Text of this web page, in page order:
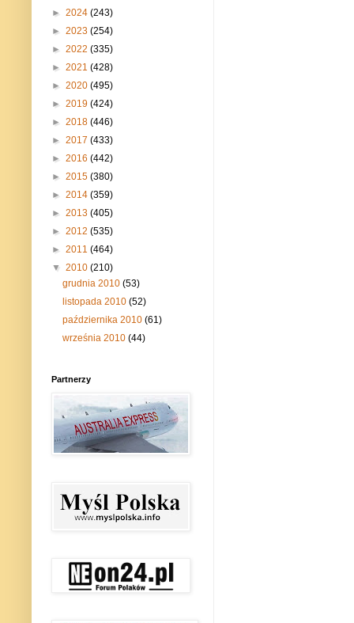
► 2024 (243)
► 2023 (254)
► 2022 (335)
► 2021 (428)
► 2020 (495)
► 2019 (424)
► 2018 (446)
► 2017 (433)
► 2016 (442)
► 2015 (380)
► 2014 (359)
► 2013 (405)
► 2012 (535)
► 2011 (464)
▼ 2010 (210)
grudnia 2010(53)
listopada 2010(52)
października 2010(61)
września 2010(44)
Partnerzy